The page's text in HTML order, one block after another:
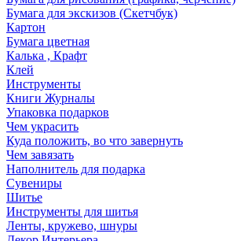
Бумага для экскизов (Скетчбук)
Картон
Бумага цветная
Калька , Крафт
Клей
Инструменты
Книги Журналы
Упаковка подарков
Чем украсить
Куда положить, во что завернуть
Чем завязать
Наполнитель для подарка
Сувениры
Шитье
Инструменты для шитья
Ленты, кружево, шнуры